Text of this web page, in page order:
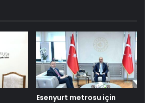
Esenyurt metrosu için